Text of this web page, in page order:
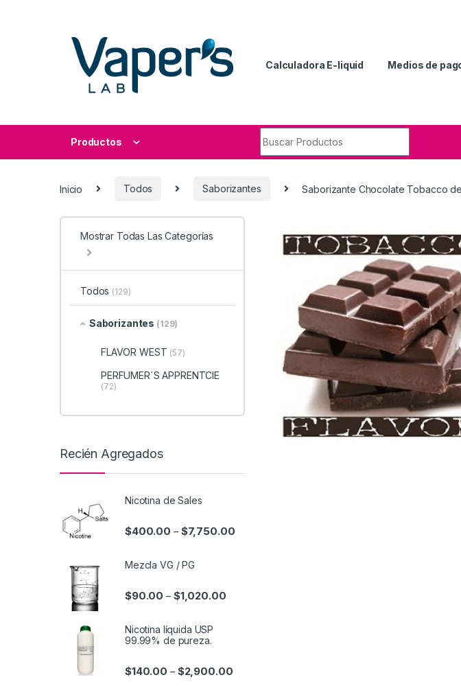
Calculadora E-liquid Medios de
Productos
Inicio Todos Saborizantes Saborizante Chocolate Tobacco
Mostrar Todas Las Categorías
Todos (129)
Saborizantes (129)
FLAVOR WEST (57)
PERFUMER´S APPRENTCIE
(72)
Recién Agregados
Nicotina de Sales
$400.00 – $7,750.00
Mezcla VG / PG
$90.00 – $1,020.00
Nicotina líquida USP
99.99% de pureza.
$140.00 – $2,900.00